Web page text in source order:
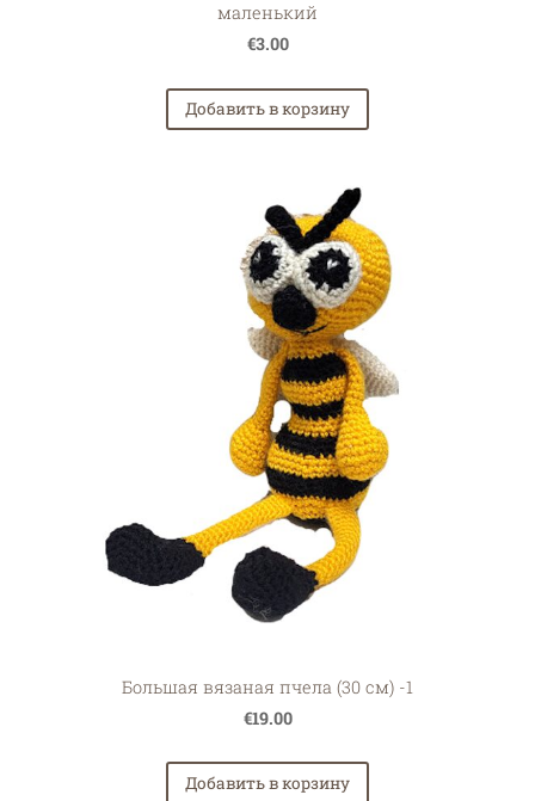
маленький
€3.00
Добавить в корзину
Большая вязаная пчела (30 см) -1
€19.00
Добавить в корзину